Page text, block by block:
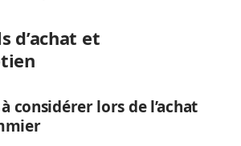
d’achat et
considérer lors de l’achat